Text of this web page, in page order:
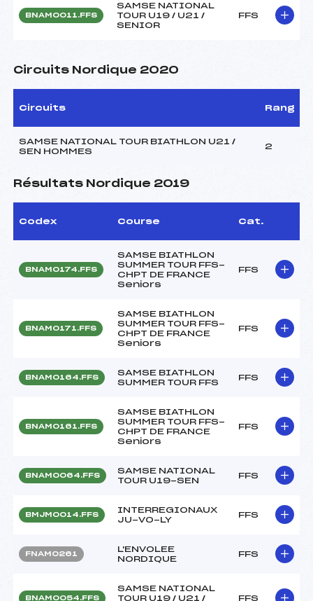
BNAM0011.FFS
SAMSE NATIONAL
TOUR U19 / U21 /
SENIOR
FFS
Circuits Nordique 2020
Circuits Rang
SAMSE NATIONAL TOUR BIATHLON U21 /
SEN HOMMES
2
Résultats Nordique 2019
Codex Course Cat.
BNAM0174.FFS
SAMSE BIATHLON
SUMMER TOUR FFS-
CHPT DE FRANCE
Seniors
FFS
BNAM0171.FFS
SAMSE BIATHLON
SUMMER TOUR FFS-
CHPT DE FRANCE
Seniors
FFS
BNAM0164.FFS
SAMSE BIATHLON
SUMMER TOUR FFS
FFS
BNAM0161.FFS
SAMSE BIATHLON
SUMMER TOUR FFS-
CHPT DE FRANCE
Seniors
FFS
BNAM0064.FFS
SAMSE NATIONAL
TOUR U19-SEN
FFS
BMJM0014.FFS
INTERREGIONAUX
JU-VO-LY
FFS
FNAM0261
L'ENVOLEE
NORDIQUE
FFS
BNAM0054.FFS
SAMSE NATIONAL
TOUR U19 / U21 /
FFS